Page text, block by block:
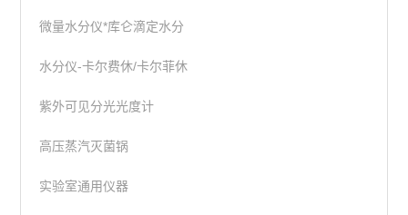
微量水分仪*库仑滴定水分
水分仪-卡尔费休/卡尔菲休
紫外可见分光光度计
高压蒸汽灭菌锅
实验室通用仪器